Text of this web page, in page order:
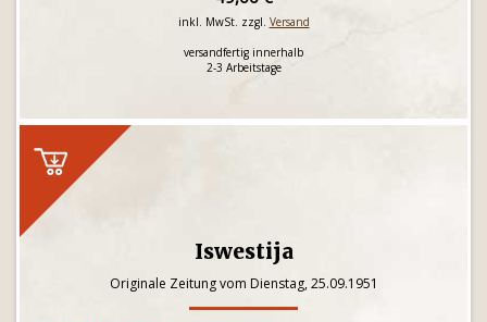
inkl. MwSt. zzgl. Versand
versandfertig innerhalb
2-3 Arbeitstage
Iswestija
Originale Zeitung vom Dienstag, 25.09.1951